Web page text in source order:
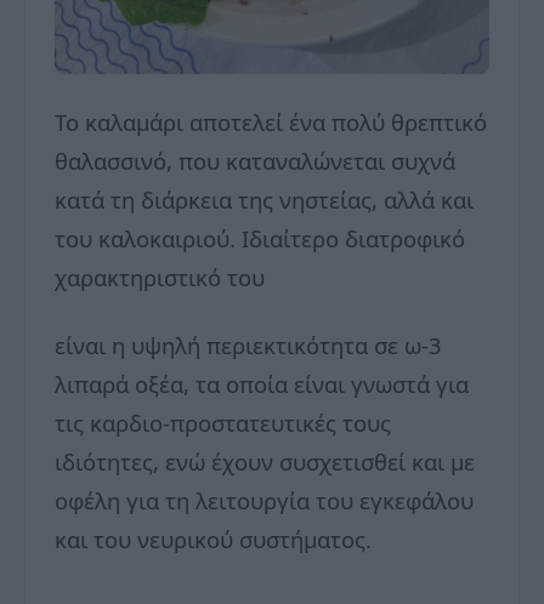
Το καλαμάρι αποτελεί ένα πολύ θρεπτικό
θαλασσινό, που καταναλώνεται συχνά
κατά τη διάρκεια της νηστείας, αλλά και
του καλοκαιριού. Ιδιαίτερο διατροφικό
χαρακτηριστικό του
είναι η υψηλή περιεκτικότητα σε ω-3
λιπαρά οξέα, τα οποία είναι γνωστά για
τις καρδιο-προστατευτικές τους
ιδιότητες, ενώ έχουν συσχετισθεί και με
οφέλη για τη λειτουργία του εγκεφάλου
και του νευρικού συστήματος.